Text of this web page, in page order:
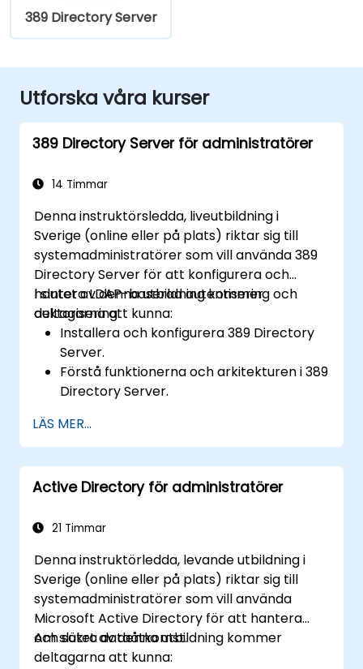
389 Directory Server
Utforska våra kurser
389 Directory Server för administratörer
14 Timmar
Denna instruktörsledda, liveutbildning i
Sverige (online eller på plats) riktar sig till
systemadministratörer som vill använda 389
Directory Server för att konfigurera och
hantera LDAP-baserad autentisering och
auktorisering.
I slutet av denna utbildning kommer
deltagarna att kunna:
Installera och konfigurera 389 Directory
Server.
Förstå funktionerna och arkitekturen i 389
Directory Server.
med hjälp av webbkonsolen och CLI.
Konfigurera och övervaka replikering för
hög tillgänglighet och
belastningsutjämning.
snabbare prestanda.
Microsoft Active Directory.
LÄS MER...
Active Directory för administratörer
21 Timmar
Denna instruktörledda, levande utbildning i
Sverige (online eller på plats) riktar sig till
systemadministratörer som vill använda
Microsoft Active Directory för att hantera
och säkra dataåtkomst.
Am slutet av denna utbildning kommer
deltagarna att kunna: